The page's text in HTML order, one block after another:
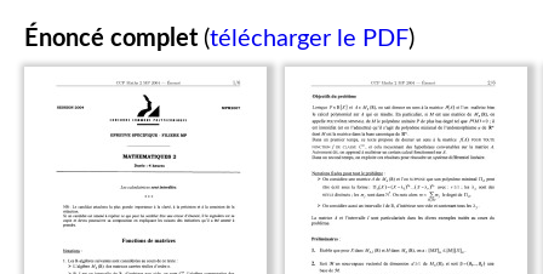
Énoncé complet (télécharger le PDF)